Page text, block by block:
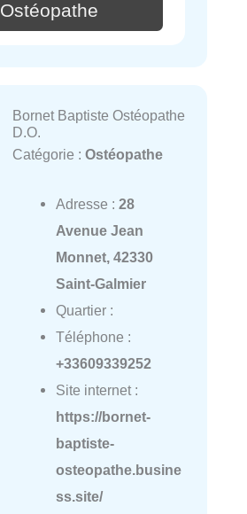
Ostéopathe
Bornet Baptiste Ostéopathe
D.O.
Catégorie : Ostéopathe
Adresse : 28
Avenue Jean
Monnet, 42330
Saint-Galmier
Quartier :
Téléphone :
+33609339252
Site internet :
https://bornet-
baptiste-
osteopathe.busine
ss.site/